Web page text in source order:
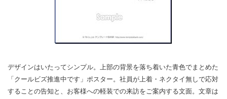
デザインはいたってシンプル。上部の背景を落ち着いた青色でまとめた
「クールビズ推進中です」ポスター。社員が上着・ネクタイ無しで応対
することの告知と、お客様への軽装での来訪をご案内する文面。文章は